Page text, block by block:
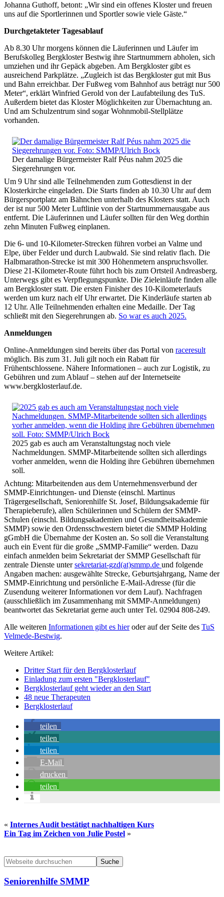
Johanna Guthoff, betont: „Wir sind ein offenes Kloster und freuen
uns auf die Sportlerinnen und Sportler sowie viele Gäste.“
Durchgetakteter Tagesablauf
Ab 8.30 Uhr morgens können die Läuferinnen und Läufer im
Berufskolleg Bergkloster Bestwig ihre Startnummern abholen, sich
umziehen und ihr Gepäck abgeben. Am Bergkloster gibt es
ausreichend Parkplätze. „Zugleich ist das Bergkloster gut mit Bus
und Bahn erreichbar. Der Fußweg vom Bahnhof aus beträgt nur 500
Meter“, erklärt Winfried Gerold von der Laufabteilung des TuS.
Außerdem bietet das Kloster Möglichkeiten zur Übernachtung an.
Und am Schulzentrum sind sogar Wohnmobil-Stellplätze
vorhanden.
Der damalige Bürgermeister Ralf Péus nahm 2025 die
Siegerehrungen vor.
Um 9 Uhr sind alle Teilnehmenden zum Gottesdienst in der
Klosterkirche eingeladen. Die Starts finden ab 10.30 Uhr auf dem
Bürgersportplatz am Bähnchen unterhalb des Klosters statt. Auch
der ist nur 500 Meter Luftlinie von der Startnummernausgabe aus
entfernt. Die Läuferinnen und Läufer sollten für den Weg dorthin
zehn Minuten Fußweg einplanen.
Die 6- und 10-Kilometer-Strecken führen vorbei an Valme und
Elpe, über Felder und durch Laubwald. Sie sind relativ flach. Die
Halbmarathon-Strecke ist mit 300 Höhenmetern anspruchsvoller.
Diese 21-Kilometer-Route führt hoch bis zum Ortsteil Andreasberg.
Unterwegs gibt es Verpflegungspunkte. Die Zieleinläufe finden alle
am Bergkloster statt. Die ersten Finisher des 10-Kilometerlaufs
werden um kurz nach elf Uhr erwartet. Die Kinderläufe starten ab
12 Uhr. Alle Teilnehmenden erhalten eine Medaille. Der Tag
schließt mit den Siegerehrungen ab. So war es auch 2025.
Anmeldungen
Online-Anmeldungen sind bereits über das Portal von raceresult
möglich. Bis zum 31. Juli gilt noch ein Rabatt für
Frühentschlossene. Nähere Informationen – auch zur Logistik, zu
Gebühren und zum Ablauf – stehen auf der Internetseite
www.bergklosterlauf.de.
2025 gab es auch am Veranstaltungstag noch viele
Nachmeldungen. SMMP-Mitarbeitende sollten sich allerdings
vorher anmelden, wenn die Holding ihre Gebühren übernehmen
soll.
Achtung: Mitarbeitenden aus dem Unternehmensverbund der
SMMP-Einrichtungen- und Dienste (einschl. Martinus
Trägergesellschaft, Seniorenhilfe St. Josef, Bildungsakademie für
Therapieberufe), allen Schülerinnen und Schülern der SMMP-
Schulen (einschl. Bildungsakademien und Gesundheitsakademie
SMMP) sowie den Ordensschwestern bietet die SMMP Holding
gGmbH die Übernahme der Kosten an. So soll die Veranstaltung
auch ein Event für die große „SMMP-Familie“ werden. Dazu
einfach anmelden beim Sekretariat der SMMP Gesellschaft für
zentrale Dienste untersekretariat-gzd(at)smmp.de und folgende
Angaben machen: ausgewählte Strecke, Geburtsjahrgang, Name der
SMMP-Einrichtung und persönliche E-Mail-Adresse (für die
Zusendung weiterer Informationen vor dem Lauf). Nachfragen
(ausschließlich im Zusammenhang mit SMMP-Anmeldungen)
beantwortet das Sekretariat gerne auch unter Tel. 02904 808-249.
Alle weiteren Informationen gibt es hieroder auf der Seite des TuS
Velmede-Bestwig.
Weitere Artikel:
Dritter Start für den Bergklosterlauf
Einladung zum ersten "Bergklosterlauf"
Bergklosterlauf geht wieder an den Start
48 neue Therapeuten
Bergklosterlauf
teilen
teilen
teilen
E-Mail
drucken
teilen
« Internes Audit bestätigt nachhaltigen Kurs
Ein Tag im Zeichen von Julie Postel »
Seitenspalte
Webseite
durchsuchen
Seniorenhilfe SMMP